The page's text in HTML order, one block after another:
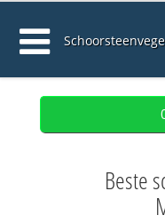
Beste